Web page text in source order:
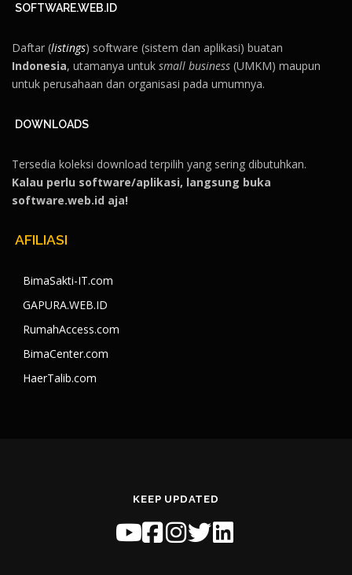
SOFTWARE.WEB.ID
Daftar (listings) software (sistem dan aplikasi) buatan
Indonesia, utamanya untuk small business (UMKM) maupun
untuk perusahaan dan organisasi pada umumnya.
DOWNLOADS
Tersedia koleksi download terpilih yang sering dibutuhkan.
Kalau perlu software/aplikasi, langsung buka
software.web.id aja!
AFILIASI
BimaSakti-IT.com
GAPURA.WEB.ID
RumahAccess.com
BimaCenter.com
HaerTalib.com
KEEP UPDATED